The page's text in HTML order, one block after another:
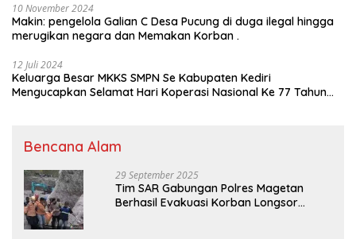
10 November 2024
Makin: pengelola Galian C Desa Pucung di duga ilegal hingga
merugikan negara dan Memakan Korban .
12 Juli 2024
Keluarga Besar MKKS SMPN Se Kabupaten Kediri
Mengucapkan Selamat Hari Koperasi Nasional Ke 77 Tahun
Bencana Alam
29 September 2025
Tim SAR Gabungan Polres Magetan
Berhasil Evakuasi Korban Longsor